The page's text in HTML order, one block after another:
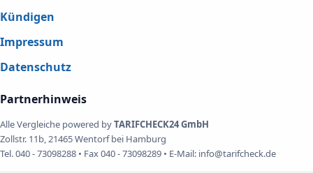
Kündigen
Impressum
Datenschutz
Partnerhinweis
Alle Vergleiche powered byTARIFCHECK24 GmbH
Zollstr. 11b, 21465 Wentorf bei Hamburg
Tel. 040 - 73098288 • Fax 040 - 73098289 • E-Mail: info@tarifcheck.de